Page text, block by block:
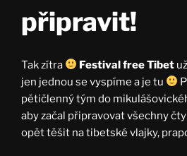
připravit!
Tak zítra Festival free Tibet
jen jednou se vyspíme a je tu
pětičlenný tým do
aby začal připravovat všechny
opět těšit na tibetské vlajky,